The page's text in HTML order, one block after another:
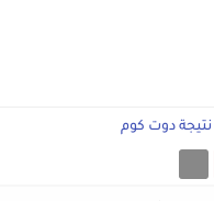
نتيجة دوت كوم